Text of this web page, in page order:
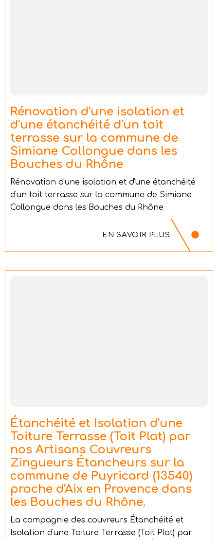
Rénovation d'une isolation et
d'une étanchéité d'un toit
terrasse sur la commune de
Simiane Collongue dans les
Bouches du Rhône
Rénovation d'une isolation et d'une étanchéité
d'un toit terrasse sur la commune de Simiane
Collongue dans les Bouches du Rhône
EN SAVOIR PLUS
Étanchéité et Isolation d'une
Toiture Terrasse (Toit Plat) par
nos Artisans Couvreurs
Zingueurs Étancheurs sur la
commune de Puyricard (13540)
proche d'Aix en Provence dans
les Bouches du Rhône.
La compagnie des couvreurs Étanchéité et
Isolation d'une Toiture Terrasse (Toit Plat) par